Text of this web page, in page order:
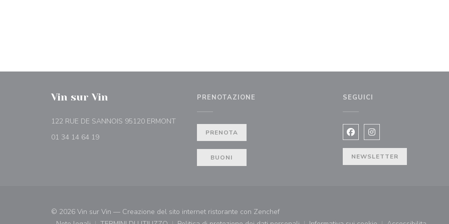
Vin sur Vin
122 RUE DE SANNOIS 95120 ERMONT((apre una nuova finestra))
01 34 14 64 19
PRENOTAZIONE
PRENOTA
BUONI
SEGUICI
Facebook ((apre una nuova
Instagram ((apre una
NEWSLETTER
© 2026 Vin sur Vin — Creazione del sito internet ristorante con Zenchef((apre una nuova finestra))